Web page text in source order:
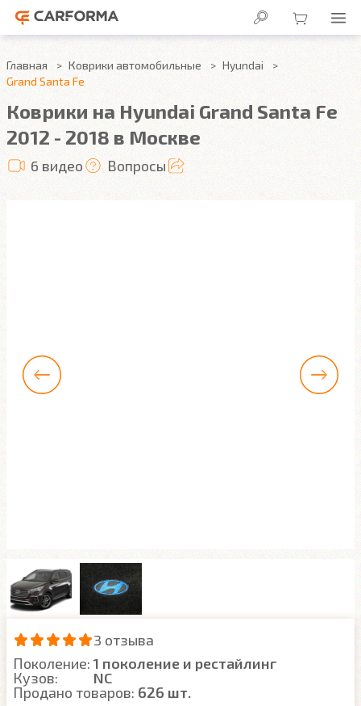
Главная Коврики автомобильные
Hyundai
Grand Santa Fe
Коврики на Hyundai Grand Santa Fe
2012 - 2018 в Москве
6 видео Вопросы
3 отзыва
Поколение: 1 поколение и рестайлинг
Кузов:
NC
Продано товаров: 626 шт.